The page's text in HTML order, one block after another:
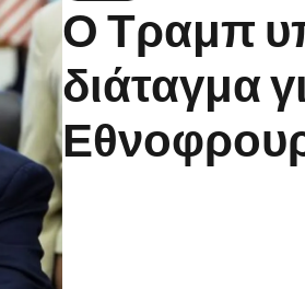
Ο Τραμπ
διάταγμα